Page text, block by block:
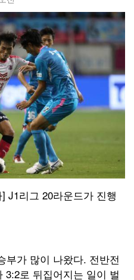
J1리그 20라운드가 진행
부가 많이 나왔다. 전반전
3:2로 뒤집어지는 일이 벌